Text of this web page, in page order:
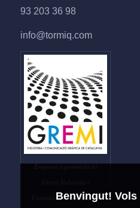
93 203 36 98
info@tormiq.com
Empresa agremiada al
Comunicació Gràfica de
Benvingut! Vols